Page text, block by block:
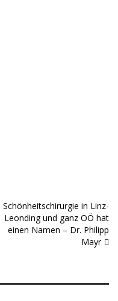
Schönheitschirurgie in Linz-
Leonding und ganz OÖ hat
einen Namen – Dr. Philipp
Mayr